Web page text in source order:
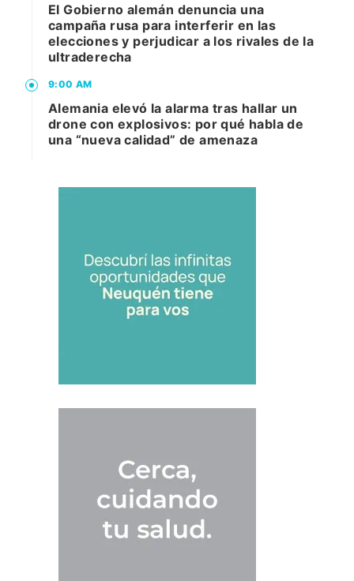
El Gobierno alemán denuncia una
campaña rusa para interferir en las
elecciones y perjudicar a los rivales de la
ultraderecha
9:00 AM
Alemania elevó la alarma tras hallar un
drone con explosivos: por qué habla de
una “nueva calidad” de amenaza